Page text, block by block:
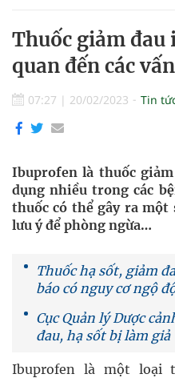
Thuốc giảm
quan đến các
07:27 | 20/02/2023 Tin
Ibuprofen là thuốc
dụng nhiều trong các
thuốc có thể gây ra một
lưu ý để phòng ngừa…
Thuốc hạ sốt, giảm
báo có nguy cơ ngộ
Cục Quản lý Dược
đau, hạ sốt bị làm giả
Ibuprofen là một loại